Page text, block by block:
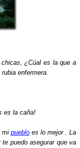
¿Cúal es la que a
enfermera.
es la caña!
mi puebloes lo mejor . La
puedo asegurar que va